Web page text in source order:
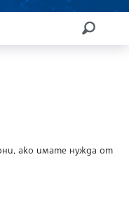
ако имате нужда от